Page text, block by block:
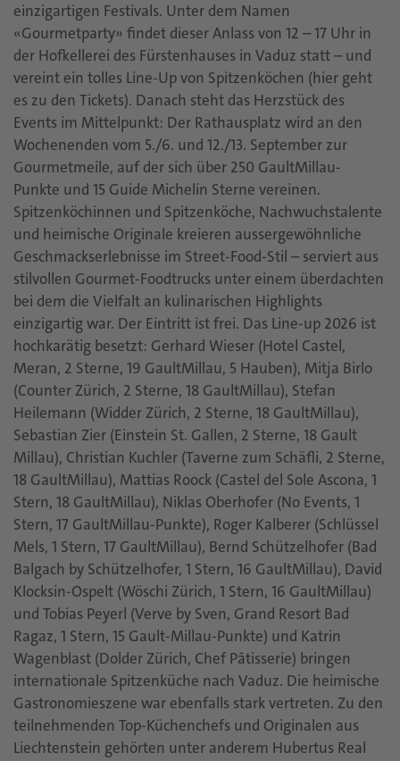
einzigartigen Festivals. Unter dem Namen
«Gourmetparty» findet dieser Anlass von 12 – 17 Uhr in
der Hofkellerei des Fürstenhauses in Vaduz statt – und
vereint ein tolles Line-Up von Spitzenköchen (hier geht
es zu den Tickets). Danach steht das Herzstück des
Events im Mittelpunkt: Der Rathausplatz wird an den
Wochenenden vom 5./6. und 12./13. September zur
Gourmetmeile, auf der sich über 250 GaultMillau-
Punkte und 15 Guide Michelin Sterne vereinen.
Spitzenköchinnen und Spitzenköche, Nachwuchstalente
und heimische Originale kreieren aussergewöhnliche
Geschmackserlebnisse im Street-Food-Stil – serviert aus
stilvollen Gourmet-Foodtrucks unter einem überdachten
bei dem die Vielfalt an kulinarischen Highlights
einzigartig war. Der Eintritt ist frei. Das Line-up 2026 ist
hochkarätig besetzt: Gerhard Wieser (Hotel Castel,
Meran, 2 Sterne, 19 GaultMillau, 5 Hauben), Mitja Birlo
(Counter Zürich, 2 Sterne, 18 GaultMillau), Stefan
Heilemann (Widder Zürich, 2 Sterne, 18 GaultMillau),
Sebastian Zier (Einstein St. Gallen, 2 Sterne, 18 Gault
Millau), Christian Kuchler (Taverne zum Schäfli, 2 Sterne,
18 GaultMillau), Mattias Roock (Castel del Sole Ascona, 1
Stern, 18 GaultMillau), Niklas Oberhofer (No Events, 1
Stern, 17 GaultMillau-Punkte), Roger Kalberer (Schlüssel
Mels, 1 Stern, 17 GaultMillau), Bernd Schützelhofer (Bad
Balgach by Schützelhofer, 1 Stern, 16 GaultMillau), David
Klocksin-Ospelt (Wöschi Zürich, 1 Stern, 16 GaultMillau)
und Tobias Peyerl (Verve by Sven, Grand Resort Bad
Ragaz, 1 Stern, 15 Gault-Millau-Punkte) und Katrin
Wagenblast (Dolder Zürich, Chef Pâtisserie) bringen
internationale Spitzenküche nach Vaduz. Die heimische
Gastronomieszene war ebenfalls stark vertreten. Zu den
teilnehmenden Top-Küchenchefs und Originalen aus
Liechtenstein gehörten unter anderem Hubertus Real